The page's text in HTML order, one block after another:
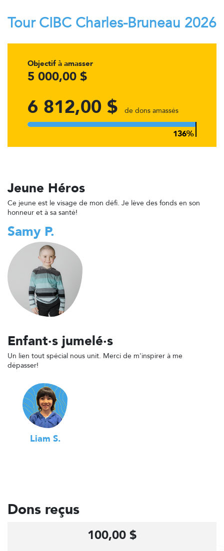
Tour CIBC Charles-Bruneau 2026
Objectif à amasser
5 000,00 $
6 812,00 $ de dons amassés
Jeune Héros
Ce jeune est le visage de mon défi. Je lève des fonds en son
honneur et à sa santé!
Samy P.
Enfant·s jumelé·s
Un lien tout spécial nous unit. Merci de m'inspirer à me
dépasser!
Liam S.
Dons reçus
100,00 $